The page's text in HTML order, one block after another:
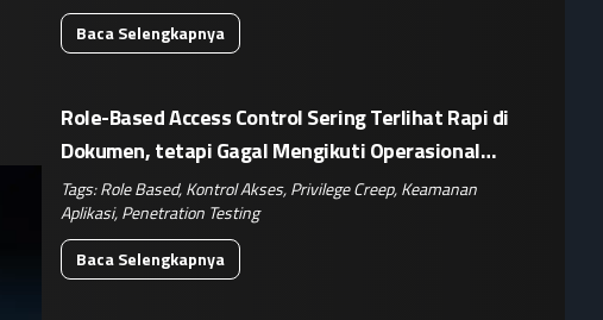
Baca Selengkapnya
Role-Based Access Control Sering Terlihat Rapi di
Dokumen, tetapi Gagal Mengikuti Operasional
Nyata
Tags:Role Based,Kontrol Akses,Privilege Creep,Keamanan
Aplikasi,Penetration Testing
Baca Selengkapnya